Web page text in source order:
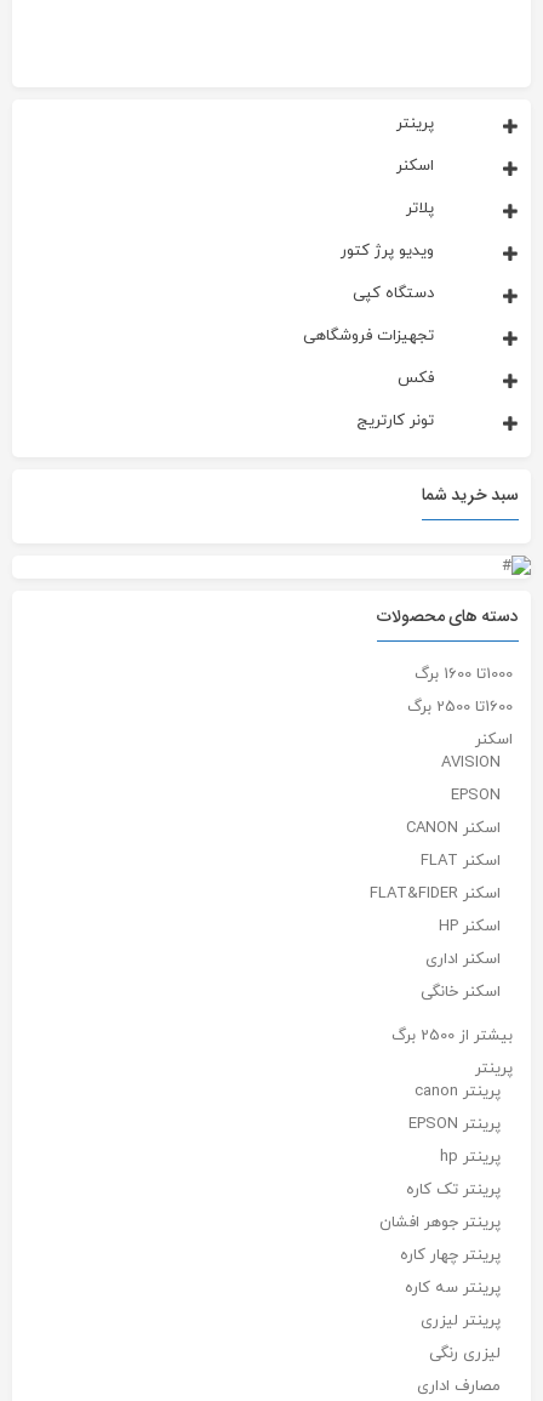
پرینتر
اسکنر
پلاتر
ویدیو پرژ کتور
دستگاه کپی
تجهیزات فروشگاهی
فکس
تونر کارتریج
سبد خرید شما
دسته های محصولات
1000تا 1600 برگ
1600تا 2500 برگ
اسکنر
AVISION
EPSON
اسکنر CANON
اسکنر FLAT
اسکنر FLAT&FIDER
اسکنر HP
اسکنر اداری
اسکنر خانگی
بیشتر از 2500 برگ
پرینتر
پرینتر canon
پرینتر EPSON
پرینتر hp
پرینتر تک کاره
پرینتر جوهر افشان
پرینتر چهار کاره
پرینتر سه کاره
پرینتر لیزری
لیزری رنگی
مصارف اداری